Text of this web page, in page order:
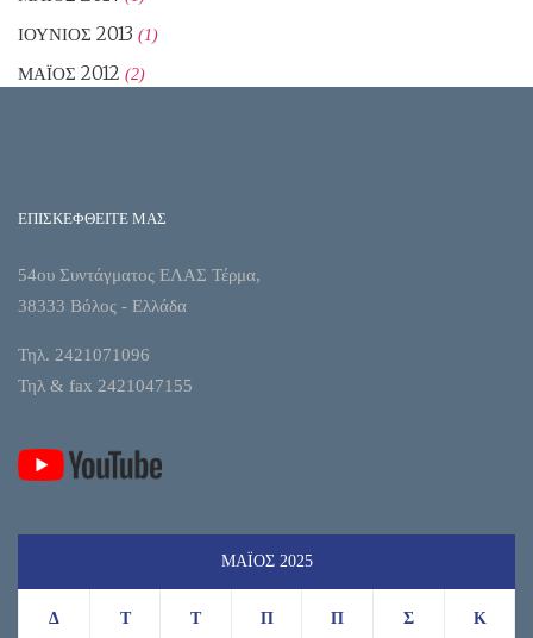
ΙΟΎΝΙΟΣ 2013 (1)
ΜΆΙΟΣ 2012 (2)
ΕΠΙΣΚΕΦΘΕΙΤΕ ΜΑΣ
54ου Συντάγματος ΕΛΑΣ Τέρμα,
38333 Βόλος - Ελλάδα
Τηλ. 2421071096
Τηλ & fax 2421047155
ΜΆΙΟΣ 2025
Δ Τ Τ Π Π Σ Κ